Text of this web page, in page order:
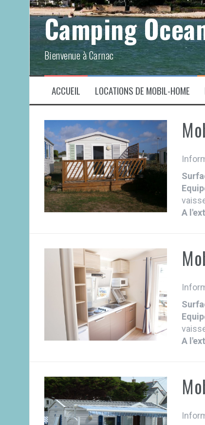
contenu
Camping
Bienvenue à Carnac
ACCUEIL LOCATIONS DE MOBIL-HOME
A
A